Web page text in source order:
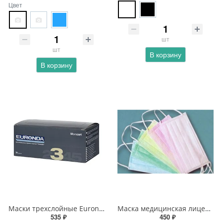
Цвет
шт
В корзину
шт
В корзину
Маски трехслойные Euronda Zorro 50 шт.
535 ₽
Маска медицинская лицевая защитная Clean + Safe 50 шт.
450 ₽